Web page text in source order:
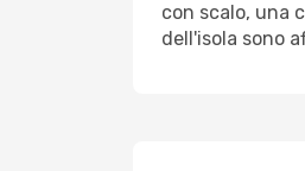
con scalo, una
dell'isola sono